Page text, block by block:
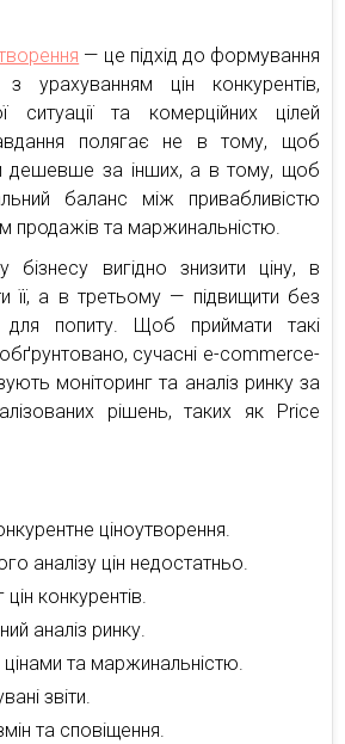
— це підхід до формування
з урахуванням цін конкурентів,
ситуації та комерційних цілей
полягає не в тому, щоб
дешевше за інших, а в тому, щоб
баланс між привабливістю
продажів та маржинальністю.
вигідно знизити ціну, в
її, а в третьому — підвищити без
для попиту. Щоб приймати такі
сучасні e-commerce-
моніторинг та аналіз ринку за
рішень, таких як Price
ціноутворення.
аналізу цін недостатньо.
цін конкурентів.
аналіз ринку.
цінами та маржинальністю.
звіти.
та сповіщення.